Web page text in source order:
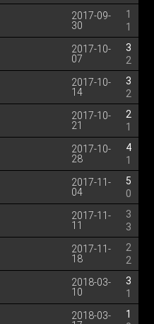
2017-09-
30
1
1
2017-10-
07
3
2
2017-10-
14
3
2
2017-10-
21
2
1
2017-10-
28
4
1
2017-11-
04
5
0
2017-11-
11
3
3
2017-11-
18
2
2
2018-03-
10
3
1
2018-03-
1